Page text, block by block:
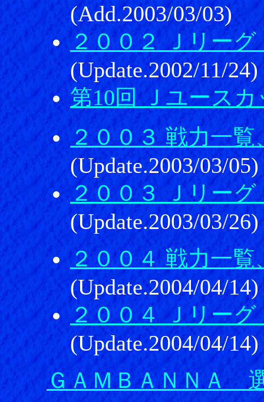
(Add.2003/03/03)
２００２ Ｊリー
(Update.2002/11/24)
第10回 Ｊユースカ
２００３ 戦力一覧
(Update.2003/03/05)
２００３ Ｊリー
(Update.2003/03/26)
２００４ 戦力一覧
(Update.2004/04/14)
２００４ Ｊリー
(Update.2004/04/14)
ＧＡＭＢＡＮＮＡ